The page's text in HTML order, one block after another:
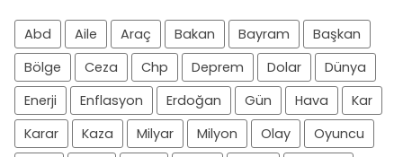
Abd Aile Araç Bakan Bayram
Başkan
Bölge
Ceza Chp Deprem Dolar
Dünya
Enerji
Enflasyon Erdoğan Gün Hava
Kar
Karar
Kaza Milyar Milyon Olay
Oyuncu